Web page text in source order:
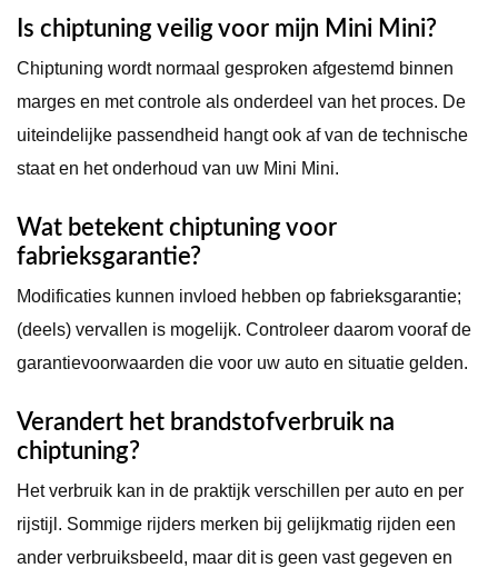
Is chiptuning veilig voor mijn Mini Mini?
Chiptuning wordt normaal gesproken afgestemd binnen
marges en met controle als onderdeel van het proces. De
uiteindelijke passendheid hangt ook af van de technische
staat en het onderhoud van uw Mini Mini.
Wat betekent chiptuning voor
fabrieksgarantie?
Modificaties kunnen invloed hebben op fabrieksgarantie;
(deels) vervallen is mogelijk. Controleer daarom vooraf de
garantievoorwaarden die voor uw auto en situatie gelden.
Verandert het brandstofverbruik na
chiptuning?
Het verbruik kan in de praktijk verschillen per auto en per
rijstijl. Sommige rijders merken bij gelijkmatig rijden een
ander verbruiksbeeld, maar dit is geen vast gegeven en